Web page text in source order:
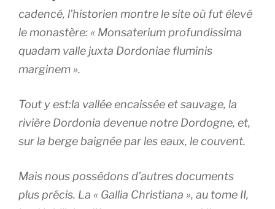
cadencé, l’historien montre le site où fut élevé
le monastère: « Monsaterium profundissima
quadam valle juxta Dordoniae fluminis
marginem ».
Tout y est:la vallée encaissée et sauvage, la
rivière Dordonia devenue notre Dordogne, et,
sur la berge baignée par les eaux, le couvent.
Mais nous possédons d’autres documents
plus précis. La « Gallia Christiana », au tome II,